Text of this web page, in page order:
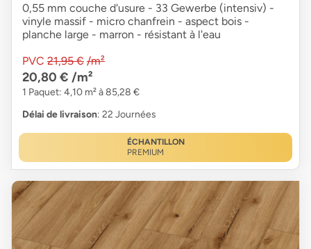
0,55 mm couche d'usure - 33 Gewerbe (intensiv) -
vinyle massif - micro chanfrein - aspect bois -
planche large - marron - résistant à l'eau
PVC 21,95 € /m²
20,80 € /m²
1 Paquet: 4,10 m² à 85,28 €
Délai de livraison: 22 Journées
ÉCHANTILLON
PREMIUM